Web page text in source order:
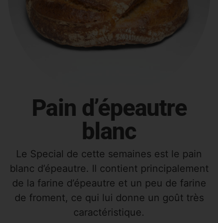
Pain d’épeautre
blanc
Le Special de cette semaines est le pain
blanc d’épeautre. Il contient principalement
de la farine d’épeautre et un peu de farine
de froment, ce qui lui donne un goût très
caractéristique.